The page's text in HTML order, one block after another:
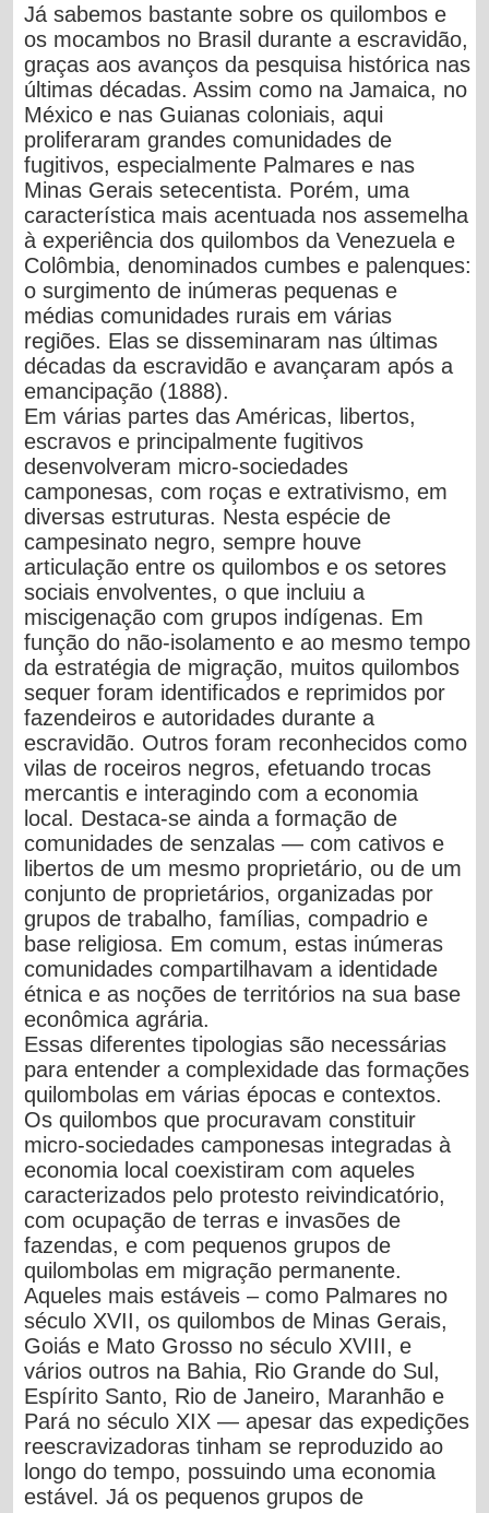
Já sabemos bastante sobre os quilombos e
os mocambos no Brasil durante a escravidão,
graças aos avanços da pesquisa histórica nas
últimas décadas. Assim como na Jamaica, no
México e nas Guianas coloniais, aqui
proliferaram grandes comunidades de
fugitivos, especialmente Palmares e nas
Minas Gerais setecentista. Porém, uma
característica mais acentuada nos assemelha
à experiência dos quilombos da Venezuela e
Colômbia, denominados cumbes e palenques:
o surgimento de inúmeras pequenas e
médias comunidades rurais em várias
regiões. Elas se disseminaram nas últimas
décadas da escravidão e avançaram após a
emancipação (1888).
Em várias partes das Américas, libertos,
escravos e principalmente fugitivos
desenvolveram micro-sociedades
camponesas, com roças e extrativismo, em
diversas estruturas. Nesta espécie de
campesinato negro, sempre houve
articulação entre os quilombos e os setores
sociais envolventes, o que incluiu a
miscigenação com grupos indígenas. Em
função do não-isolamento e ao mesmo tempo
da estratégia de migração, muitos quilombos
sequer foram identificados e reprimidos por
fazendeiros e autoridades durante a
escravidão. Outros foram reconhecidos como
vilas de roceiros negros, efetuando trocas
mercantis e interagindo com a economia
local. Destaca-se ainda a formação de
comunidades de senzalas — com cativos e
libertos de um mesmo proprietário, ou de um
conjunto de proprietários, organizadas por
grupos de trabalho, famílias, compadrio e
base religiosa. Em comum, estas inúmeras
comunidades compartilhavam a identidade
étnica e as noções de territórios na sua base
econômica agrária.
Essas diferentes tipologias são necessárias
para entender a complexidade das formações
quilombolas em várias épocas e contextos.
Os quilombos que procuravam constituir
micro-sociedades camponesas integradas à
economia local coexistiram com aqueles
caracterizados pelo protesto reivindicatório,
com ocupação de terras e invasões de
fazendas, e com pequenos grupos de
quilombolas em migração permanente.
Aqueles mais estáveis – como Palmares no
século XVII, os quilombos de Minas Gerais,
Goiás e Mato Grosso no século XVIII, e
vários outros na Bahia, Rio Grande do Sul,
Espírito Santo, Rio de Janeiro, Maranhão e
Pará no século XIX — apesar das expedições
reescravizadoras tinham se reproduzido ao
longo do tempo, possuindo uma economia
estável. Já os pequenos grupos de